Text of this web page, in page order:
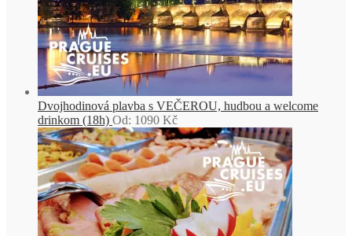
Dvojhodinová plavba s VEČEROU, hudbou a welcome
drinkom (18h) Od: 1090 Kč